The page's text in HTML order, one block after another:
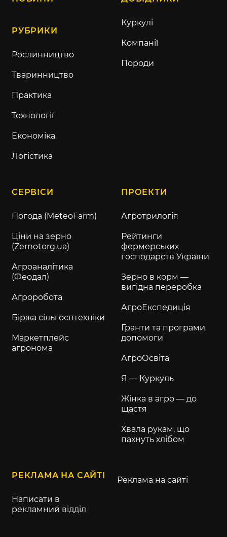
РУБРИКИ
Рослинництво
Тваринництво
Практика
Технології
Економіка
Логістика
Куркулі
Компанії
Породи
СЕРВІСИ
Погода (MeteoFarm)
Ціни на зерно
(Zernotorg.ua)
Агроаналітика
(Феодал)
Агроробота
Біржа сільгосптехніки
Маркетплейс
агронома
ПРОЕКТИ
Агротрилогія
Рейтинги
фермерських
господарств України
Зерно в корм —
вигідна переробка
АгроЕкспедиція
Гранти та програми
допомоги
АгроОсвіта
Я — Куркуль
Жінка в агро — до
щастя
Хвала рукам, що
пахнуть хлібом
РЕКЛАМА НА САЙТІ
Написати в
рекламний відділ
Реклама на сайті